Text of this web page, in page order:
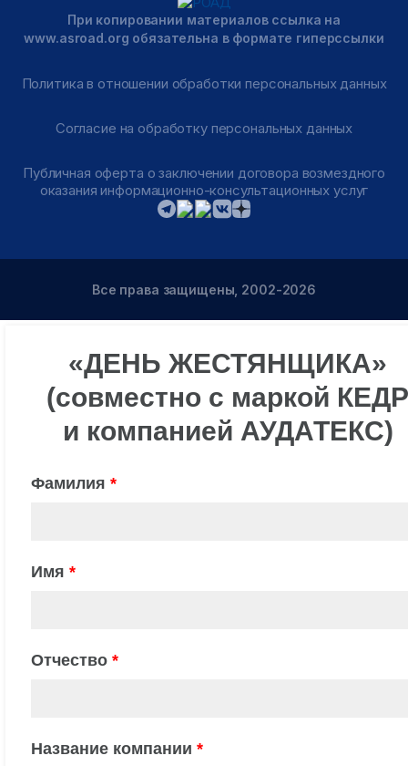
При копировании материалов ссылка на
www.asroad.org обязательна в формате гиперссылки
Политика в отношении обработки персональных данных
Согласие на обработку персональных данных
Публичная оферта о заключении договора возмездного
оказания информационно-консультационных услуг
Все права защищены, 2002-2026